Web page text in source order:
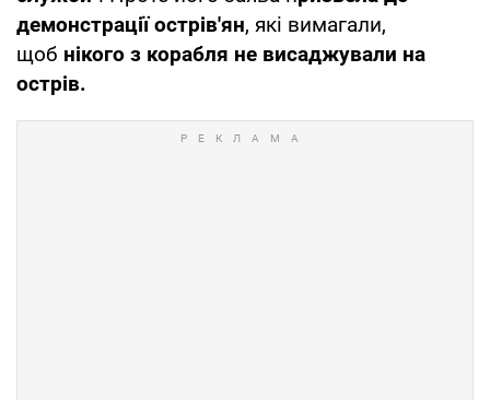
демонстрації острів'ян, які вимагали,
щоб нікого з корабля не висаджували на
острів.